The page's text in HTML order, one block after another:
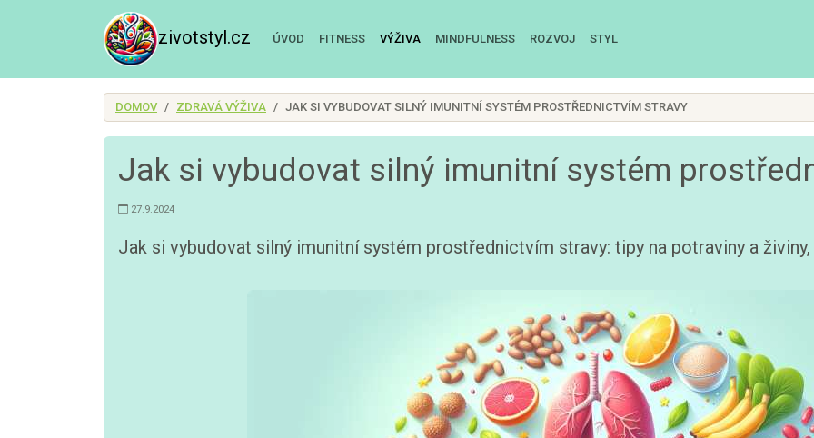
zivotstyl.cz ÚVOD FITNESS VÝŽIVA MINDFULNESS ROZVOJ STYL
DOMOV ZDRAVÁ VÝŽIVA JAK SI VYBUDOVAT SILNÝ IMUNITNÍ SYSTÉM PROSTŘEDNICTVÍM STRAVY
Jak si vybudovat silný imunitní systém
27.9.2024
Jak si vybudovat silný imunitní systém prostřednictvím stravy: tipy na potraviny a